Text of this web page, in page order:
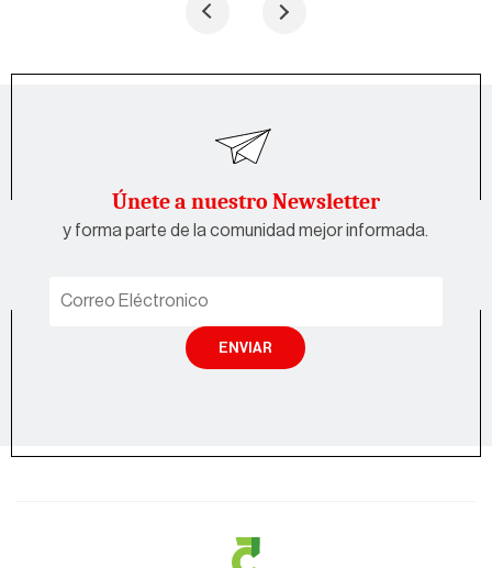
Únete a nuestro Newsletter
y forma parte de la comunidad mejor informada.
ENVIAR